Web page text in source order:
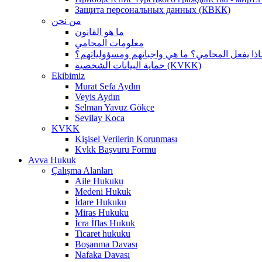
Защита персональных данных (КВКК)
من نحن
ما هو القانون
معلومات المحامي
يفعل المحامي؟ ما هي واجباتهم ومسؤولياتهم؟
حماية البيانات الشخصية (KVKK)
Ekibimiz
Murat Sefa Aydın
Veyis Aydın
Selman Yavuz Gökçe
Sevilay Koca
KVKK
Kişisel Verilerin Korunması
Kvkk Başvuru Formu
Avva Hukuk
Çalışma Alanları
Aile Hukuku
Medeni Hukuk
İdare Hukuku
Miras Hukuku
İcra İflas Hukuk
Ticaret hukuku
Boşanma Davası
Nafaka Davası